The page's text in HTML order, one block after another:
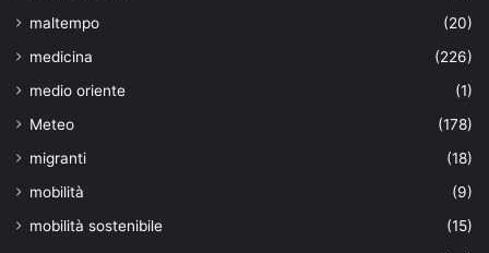
maltempo
(20)
medicina
(226)
medio oriente
(1)
Meteo
(178)
migranti
(18)
mobilità
(9)
mobilità sostenibile
(15)